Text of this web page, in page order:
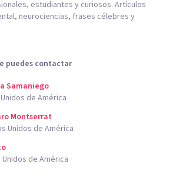
estudiantes y curiosos. Artículos
neurociencias, frases célebres y
puedes contactar
Samaniego
de América
Montserrat
Unidos de América
de América